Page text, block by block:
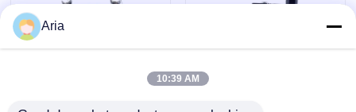
Bitte um ein Angebot
Aria
10:39 AM